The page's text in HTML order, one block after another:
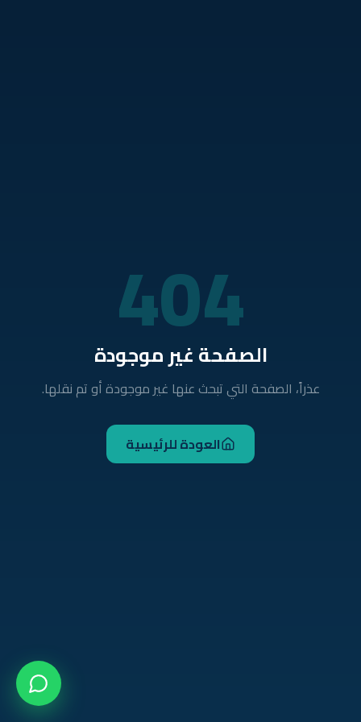
404
الصفحة غير موجودة
عذراً، الصفحة التي تبحث عنها غير موجودة أو تم نقلها.
العودة للرئيسية